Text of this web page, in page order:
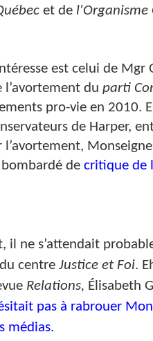
et de l'Organisme
est celui de
du parti
pro-vie en 2010.
de Harper,
l’avortement,
bombardé de critique de
il ne s’attendait
centre Justice et Foi.
Relations, Élisabeth
pas à rabrouer
médias.